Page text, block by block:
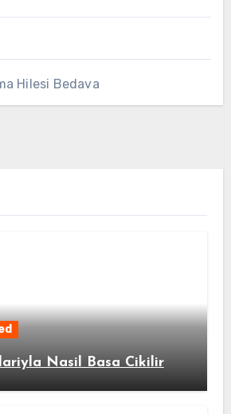
Hilesi Bedava
Nasil Basa Cikilir